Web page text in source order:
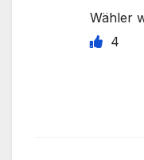
Wähler
4